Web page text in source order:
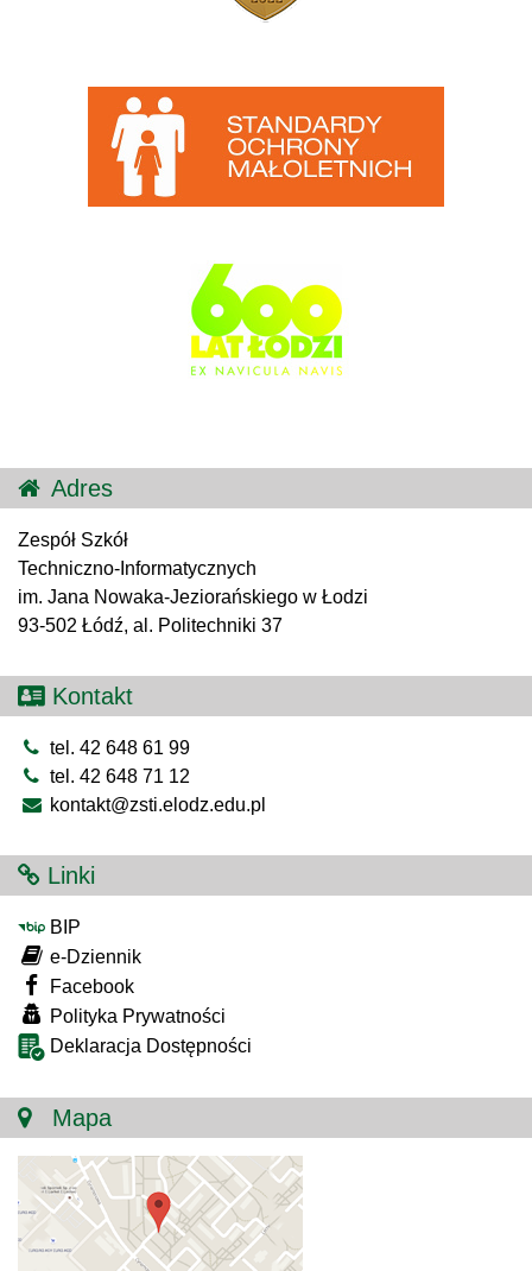
Adres
Zespół Szkół
Techniczno-Informatycznych
im. Jana Nowaka-Jeziorańskiego w Łodzi
93-502 Łódź, al. Politechniki 37
Kontakt
tel. 42 648 61 99
tel. 42 648 71 12
kontakt@zsti.elodz.edu.pl
Linki
BIP
e-Dziennik
Facebook
Polityka Prywatności
Deklaracja Dostępności
Mapa